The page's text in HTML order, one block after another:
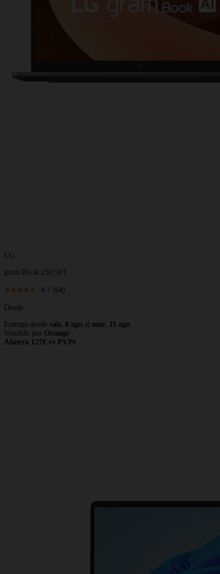
LG
gram Book 15U50T
4.7 (54)
Desde
Entrega desde sáb, 8 ago al mar, 11 ago
Vendido por Orange
Ahorra 127€ vs PVPr